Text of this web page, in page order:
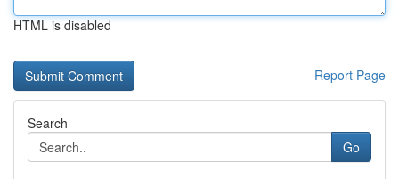
HTML is disabled
Report Page
Search
Go